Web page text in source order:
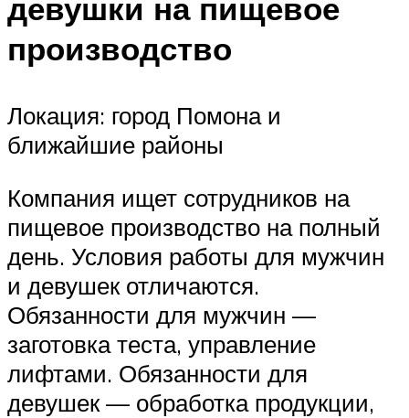
девушки на пищевое
производство
Локация: город Помона и
ближайшие районы
Компания ищет сотрудников на
пищевое производство на полный
день. Условия работы для мужчин
и девушек отличаются.
Обязанности для мужчин —
заготовка теста, управление
лифтами. Обязанности для
девушек — обработка продукции,